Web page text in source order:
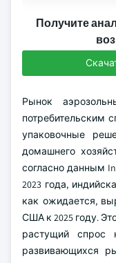
Получите
Рынок
потребительским
упаковочные
домашнего
согласно данным
2023 года,
как ожидается,
США к 2025 году.
растущий спрос
развивающихся